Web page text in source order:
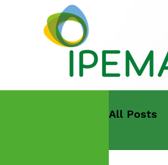
All Posts